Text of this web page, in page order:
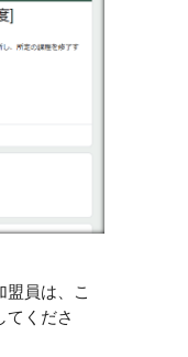
員は、こ
てくださ